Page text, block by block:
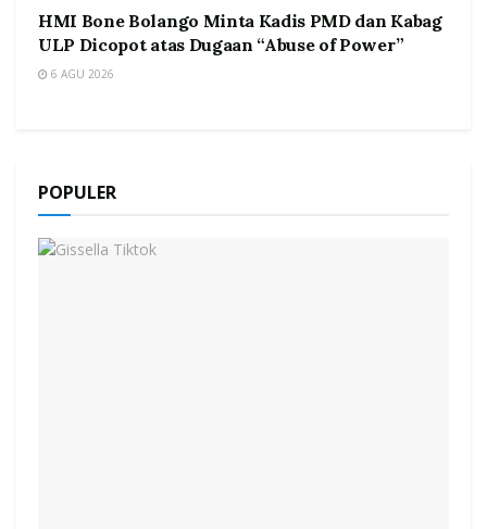
HMI Bone Bolango Minta Kadis PMD dan Kabag
ULP Dicopot atas Dugaan “Abuse of Power”
6 AGU 2026
POPULER